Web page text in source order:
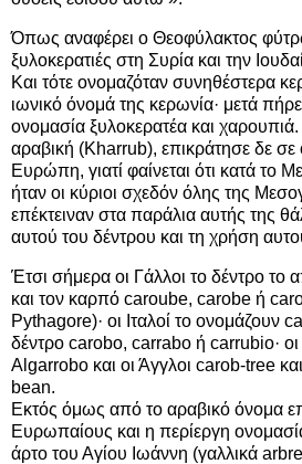
Όπως αναφέρει ο Θεοφύλακτος
ξυλοκερατιές στη Συρία και την
Και τότε ονομαζόταν συνηθέστερα
ιωνικό όνομά της κερωνία· μετά
ονομασία ξυλοκερατέα και χαρουπιά.
αραβική (Kharrub), επικράτησε δε
Ευρώπη, γιατί φαίνεται ότι κατά το
ήταν οι κύριοι σχεδόν όλης της
επέκτειναν στα παράλια αυτής της
αυτού του δέντρου και τη χρήση
Έτσι σήμερα οι Γάλλοι το δέντρο
και τον καρπό caroube, carobe ή
Pythagore)· οι Ιταλοί το ονομάζουν
δέντρο carobo, carrabo ή carrubio· οι
Algarrobo και οι Άγγλοι carob-tree
bean.
Εκτός όμως από το αραβικό όνομα
Ευρωπαίους και η περίεργη
άρτο του Αγίου Ιωάννη (γαλλικά